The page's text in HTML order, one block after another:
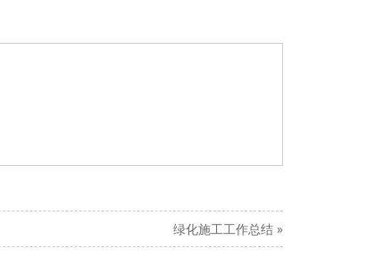
绿化施工工作总结 »